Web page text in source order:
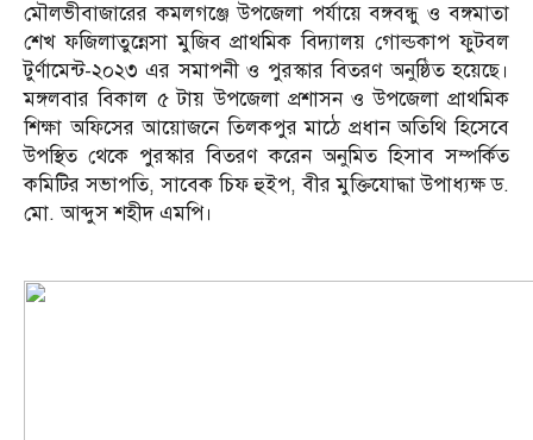
মৌলভীবাজারের কমলগঞ্জে উপজেলা পর্যায়ে বঙ্গবন্ধু ও বঙ্গমাতা
শেখ ফজিলাতুন্নেসা মুজিব প্রাথমিক বিদ্যালয় গোল্ডকাপ ফুটবল
টুর্ণামেন্ট-২০২৩ এর সমাপনী ও পুরস্কার বিতরণ অনুষ্ঠিত হয়েছে।
মঙ্গলবার বিকাল ৫ টায় উপজেলা প্রশাসন ও উপজেলা প্রাথমিক
শিক্ষা অফিসের আয়োজনে তিলকপুর মাঠে প্রধান অতিথি হিসেবে
উপস্থিত থেকে পুরস্কার বিতরণ করেন অনুমিত হিসাব সম্পর্কিত
কমিটির সভাপতি, সাবেক চিফ হুইপ, বীর মুক্তিযোদ্ধা উপাধ্যক্ষ ড.
মো. আব্দুস শহীদ এমপি।